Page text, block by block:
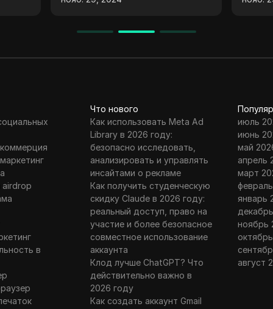
для криптовалюты
пособии
код для
400 долларов в
токенов BSC. Также
как
приложение
хранения криптовалют,
друзей, доступа
значениям и
языка.
зарабатывать
включает в себя
заработал прибыль
успешно вывел
деньги.
airdrop
в
Что нового
Как использовать Meta Ad
Library в 2026 году:
безопасно исследовать,
анализировать и управлять
инсайтами о рекламе
Как получить студенческую
скидку Claude в 2026 году:
реальный доступ, право на
участие и более безопасное
совместное использование
аккаунта
Клод лучше ChatGPT? Что
действительно важно в
2026 году
Как создать аккаунт Gmail
июль
июнь
май
апрель
март
январь
ноябрь
август